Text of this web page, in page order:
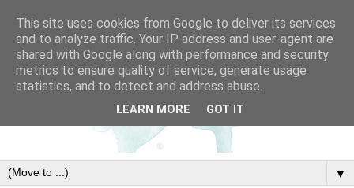
▼
This site uses cookies from Google to deliver its services
and to analyze traffic. Your IP address and user-agent are
shared with Google along with performance and security
metrics to ensure quality of service, generate usage
statistics, and to detect and address abuse.
LEARN MORE GOT IT